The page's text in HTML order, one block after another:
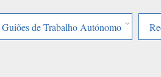
Guiões de Trabalho Autónomo